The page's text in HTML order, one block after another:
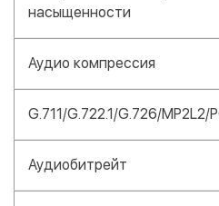
насыщенности
Аудио компрессия
G.711/G.722.1/G.726/MP2L2/
Аудиобитрейт